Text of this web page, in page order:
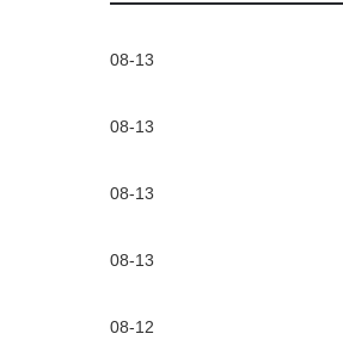
08-13
08-13
08-13
08-13
08-12